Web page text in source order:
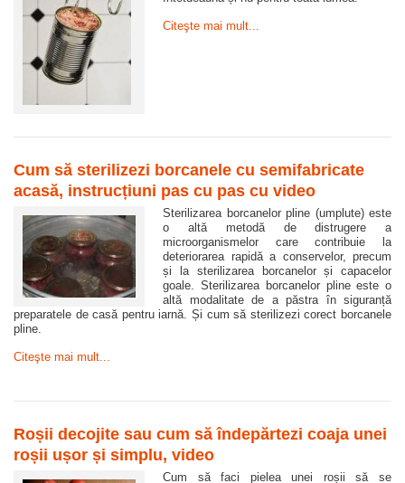
Citeşte mai mult...
Cum să sterilizezi borcanele cu semifabricate
acasă, instrucțiuni pas cu pas cu video
Sterilizarea borcanelor pline (umplute) este
o altă metodă de distrugere a
microorganismelor care contribuie la
deteriorarea rapidă a conservelor, precum
și la sterilizarea borcanelor și capacelor
goale. Sterilizarea borcanelor pline este o
altă modalitate de a păstra în siguranță
preparatele de casă pentru iarnă. Și cum să sterilizezi corect borcanele
pline.
Citeşte mai mult...
Roșii decojite sau cum să îndepărtezi coaja unei
roșii ușor și simplu, video
Cum să faci pielea unei roșii să se